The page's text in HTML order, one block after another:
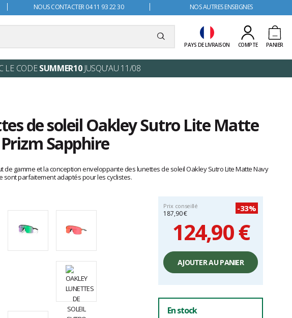
NOUS CONTACTER 04 11 93 22 30 NOS AUTRES ENSEIGNES
PAYS DE LIVRAISON COMPTE PANIER
LE CODESUMMER10JUSQU'AU 11/08
de soleil Oakley Sutro Lite Matte
Sapphire
de gamme et la conception enveloppante des lunettes de soleil Oakley Sutro Lite Matte Navy
sont parfaitement adaptés pour les cyclistes.
Prix conseillé
187,90 €
-33%
124,90 €
Prix
unitaire,
hors
frais
AJOUTER AU PANIER
En stock